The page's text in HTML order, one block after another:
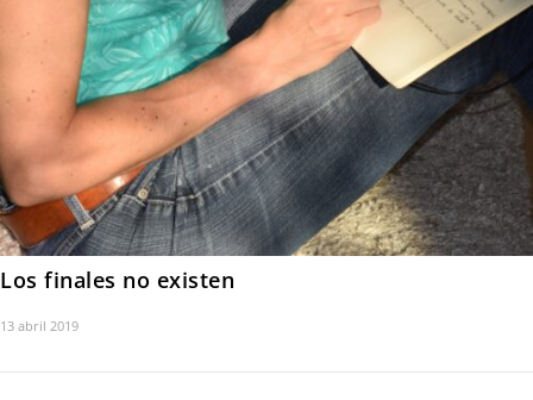
Los finales no existen
13 abril 2019